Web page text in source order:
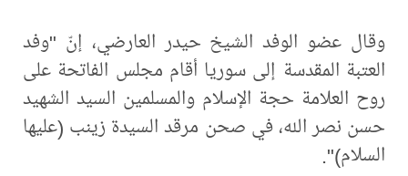
وقال عضو الوفد الشيخ حيدر العارضي، إنّ "وفد
العتبة المقدسة إلى سوريا أقام مجلس الفاتحة على
روح العلامة حجة الإسلام والمسلمين السيد الشهيد
حسن نصر الله، في صحن مرقد السيدة زينب (عليها
السلام)".